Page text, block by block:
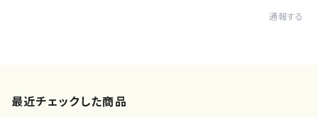
通報する
最近チェックした商品